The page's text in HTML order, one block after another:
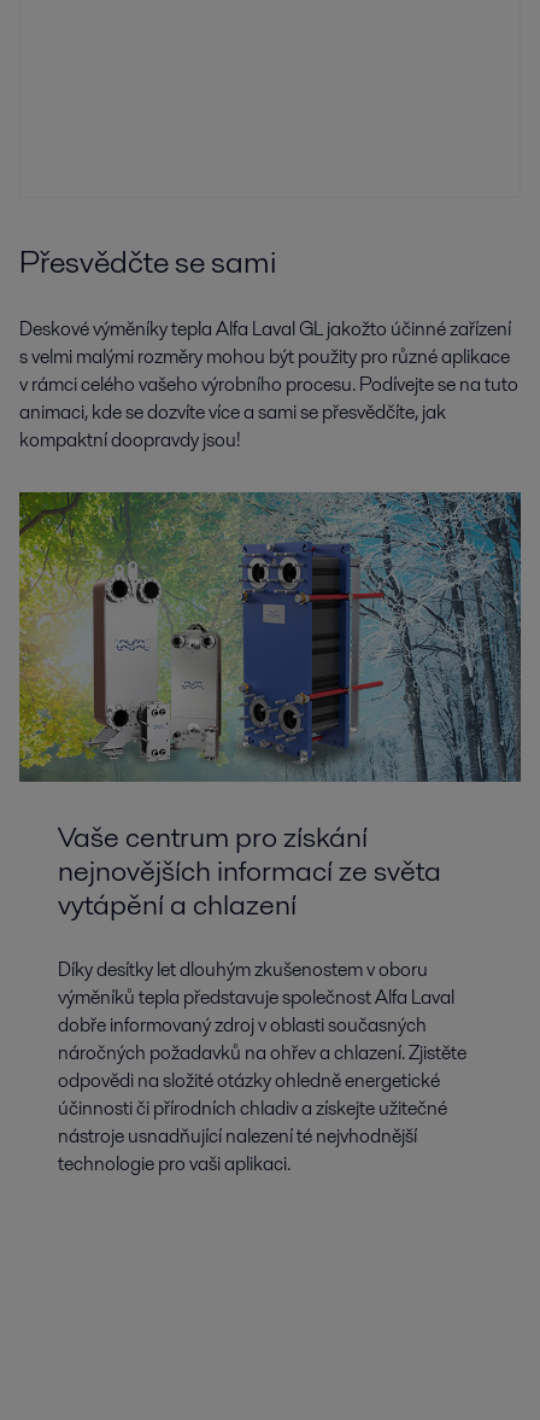
Přesvědčte se sami
Deskové výměníky tepla Alfa Laval GL jakožto účinné zařízení
s velmi malými rozměry mohou být použity pro různé aplikace
v rámci celého vašeho výrobního procesu. Podívejte se na tuto
animaci, kde se dozvíte více a sami se přesvědčíte, jak
kompaktní doopravdy jsou!
Vaše centrum pro získání
nejnovějších informací ze světa
vytápění a chlazení
Díky desítky let dlouhým zkušenostem v oboru
výměníků tepla představuje společnost Alfa Laval
dobře informovaný zdroj v oblasti současných
náročných požadavků na ohřev a chlazení. Zjistěte
odpovědi na složité otázky ohledně energetické
účinnosti či přírodních chladiv a získejte užitečné
nástroje usnadňující nalezení té nejvhodnější
technologie pro vaši aplikaci.